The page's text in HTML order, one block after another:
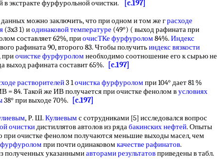
в экстракте фурфурольной очистки.
[c.197]
можно заключить, что при одном и том же грасходе
(3x3 1) иодинаковой температуре (49°) ( выход рафината при
составляет 62%, приочисТКе фурфуролом 84%.Индекс
рафината 90, второго 83. Чтобы получитьиндекс вязкости
приочистке фурфуролом необходимо соотношение его к сырью не
выход рафината составит 65%.
[c.197]
растворителей3 1очистка фурфуролом при 104° дает 81 %
= 84. Такой же ИВ получается при очистке фенолом вусловиях
38° при выходе 70%.
[c.197]
, Р. Ш.Кулиевым с сотрудниками [5] исследовался вопрос
очисткидистиллятов автолов из рядабакинских нефтей. Опыты
при очистке фенолом получаются меньшие выходы масел, чем
фурфуролом при почти одинаковом качестве рафинатов.
полученных указаннымиавторами результатовприведены в табл.